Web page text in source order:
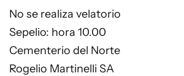
No se realiza velatorio
Sepelio: hora 10.00
Cementerio del Norte
Rogelio Martinelli SA